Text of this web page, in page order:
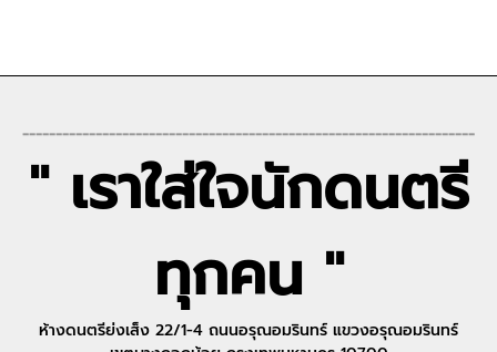
--------------------------------------------------------------------
" เราใส่ใจนักดนตรี
ทุกคน "
ห้างดนตรีย่งเส็ง 22/1-4 ถนนอรุณอมรินทร์ แขวงอรุณอมรินทร์